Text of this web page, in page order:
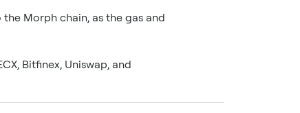
Morph chain, as the gas and
Bitfinex, Uniswap, and